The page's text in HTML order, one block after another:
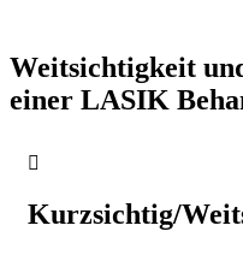
Weitsichtigkeit
einer LASIK
Kurzsichtig/